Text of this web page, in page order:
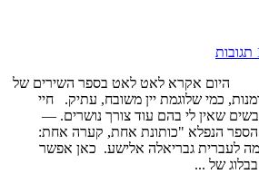
לאט לאט בספר השירים של
כמי שלוגמת יין משובח, עתיק. חיי
שאין לי בהם עוד צורך נושרים. —
הנפלא "כותונת אחת, קערה אחת:
לעברית גבריאלה אלישע. כאן אפשר
של ...